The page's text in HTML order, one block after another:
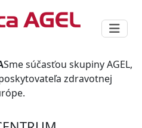
Sme súčasťou skupiny AGEL,
zdravotnej